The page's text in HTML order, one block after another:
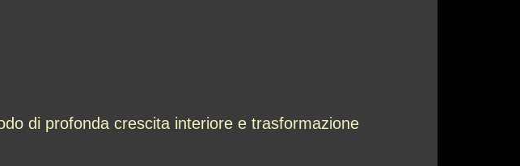
di profonda crescita interiore e trasformazione